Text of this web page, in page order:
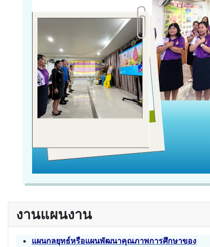
งานแผนงาน
แผนกลยุทธ์หรือแผนพัฒนาคุณภาพการศึกษาของ